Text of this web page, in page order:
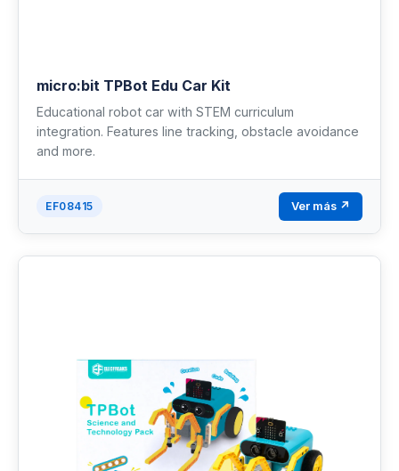
micro:bit TPBot Edu Car Kit
Educational robot car with STEM curriculum
integration. Features line tracking, obstacle avoidance
and more.
EF08415 Ver más ↗